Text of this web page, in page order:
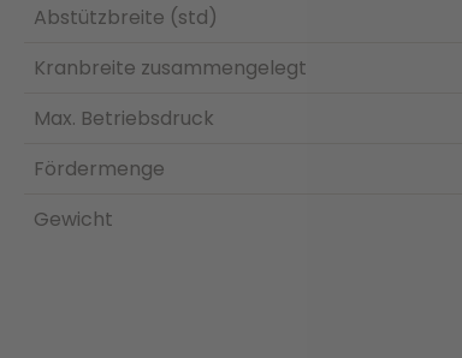
Abstützbreite (std)
Kranbreite zusammengelegt
Max. Betriebsdruck
Fördermenge
Gewicht